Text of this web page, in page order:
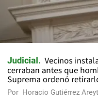
Judicial
Vecinos
cerraban antes que
Suprema ordenó
Por Horacio Gutiérrez